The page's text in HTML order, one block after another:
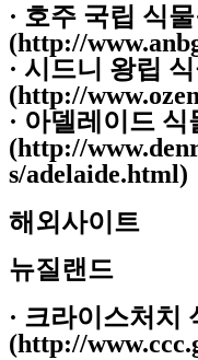
· 호주 국립 식물
(http://
· 시드니 왕립
(http://
· 아델레이드 식
(http://
s/adelaide.html)
해외사이트
뉴질랜드
· 크라이스처치
(http://